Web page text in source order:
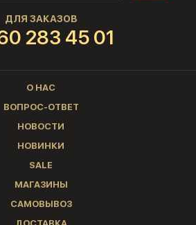
ДЛЯ ЗАКАЗОВ
283 45 01
О НАС
ВОПРОС-ОТВЕТ
НОВОСТИ
НОВИНКИ
SALE
МАГАЗИНЫ
САМОВЫВОЗ